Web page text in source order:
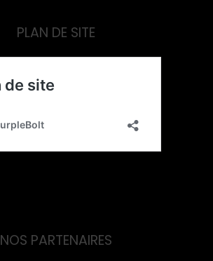
PLAN DE SITE
NOS PARTENAIRES